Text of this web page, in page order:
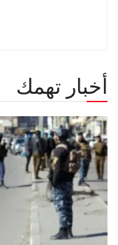
أخبار تهمك